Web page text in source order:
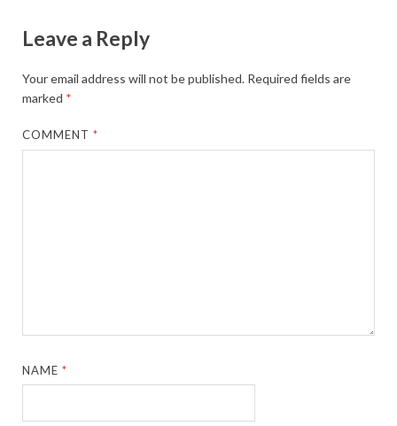
Leave a Reply
Your email address will not be published. Required fields are
marked *
COMMENT*
NAME*